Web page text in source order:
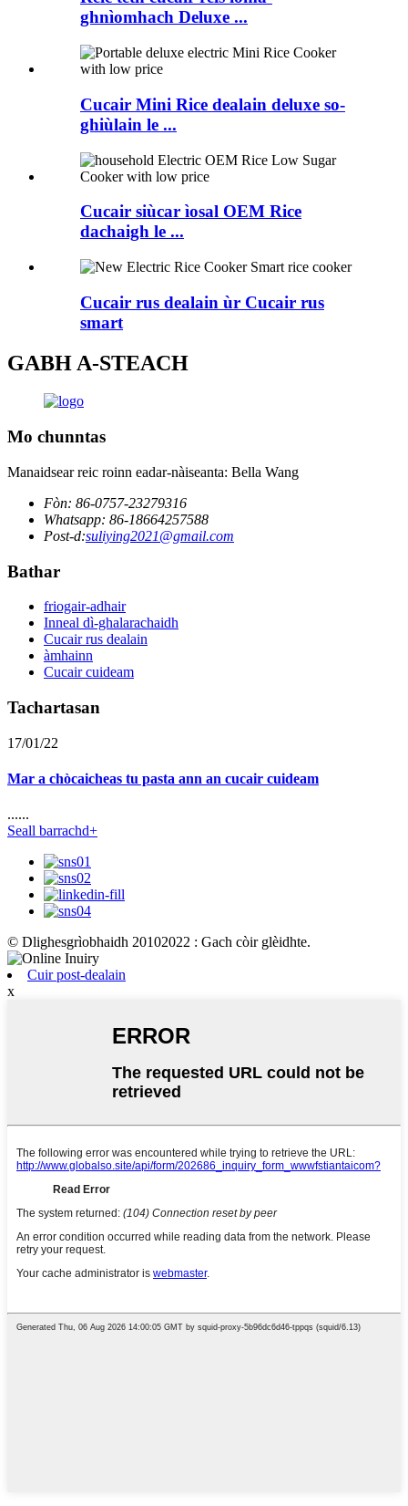
ghnìomhach Deluxe ...
Cucair Mini Rice dealain deluxe so-
ghiùlain le ...
Cucair siùcar ìosal OEM Rice
dachaigh le ...
Cucair rus dealain ùr Cucair rus
smart
GABH A-STEACH
Mo chunntas
Manaidsear reic roinn eadar-nàiseanta: Bella Wang
Fòn: 86-0757-23279316
Whatsapp: 86-18664257588
Post-d:suliying2021@gmail.com
Bathar
friogair-adhair
Inneal dì-ghalarachaidh
Cucair rus dealain
àmhainn
Cucair cuideam
Tachartasan
17/01/22
Mar a chòcaicheas tu pasta ann an cucair cuideam
......
Seall barrachd+
© Dlighesgrìobhaidh 20102022 : Gach còir glèidhte.
Cuir post-dealain
x